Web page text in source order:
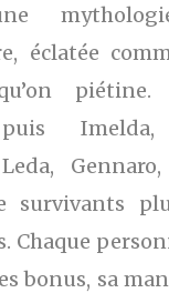
éclatée
Imelda,
survivants
Chaque
bonus, sa